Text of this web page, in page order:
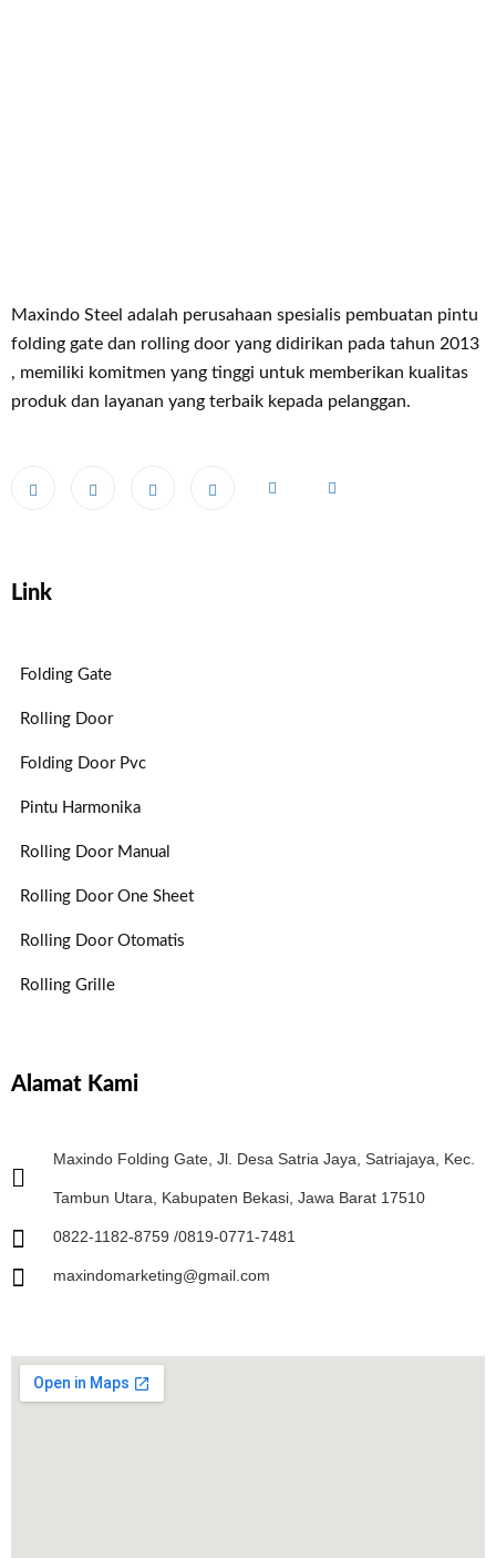
Maxindo Steel adalah perusahaan spesialis pembuatan pintu
folding gate dan rolling door yang didirikan pada tahun 2013
, memiliki komitmen yang tinggi untuk memberikan kualitas
produk dan layanan yang terbaik kepada pelanggan.
Link
Folding Gate
Rolling Door
Folding Door Pvc
Pintu Harmonika
Rolling Door Manual
Rolling Door One Sheet
Rolling Door Otomatis
Rolling Grille
Alamat Kami
Maxindo Folding Gate, Jl. Desa Satria Jaya, Satriajaya, Kec.
Tambun Utara, Kabupaten Bekasi, Jawa Barat 17510
0822-1182-8759 /0819-0771-7481
maxindomarketing@gmail.com